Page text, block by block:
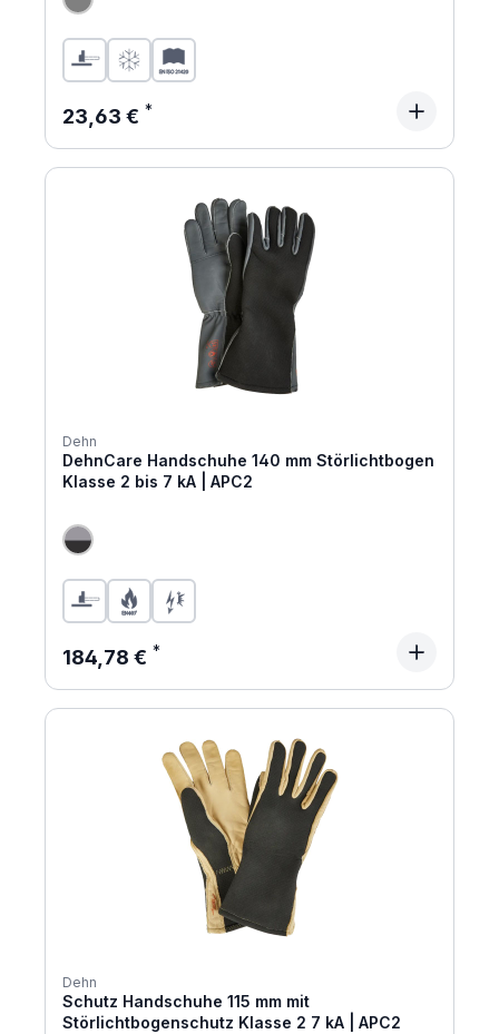
Regulärer Preis:
23,63 €
Dehn
DehnCare Handschuhe 140 mm Störlichtbogen
Klasse 2 bis 7 kA | APC2
Regulärer Preis:
184,78 €
Dehn
Schutz Handschuhe 115 mm mit
Störlichtbogenschutz Klasse 2 7 kA | APC2